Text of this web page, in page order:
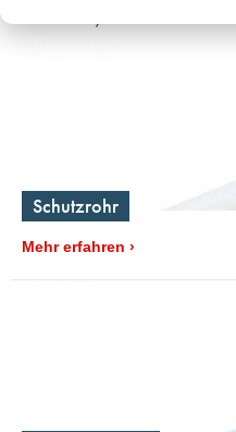
Schutzrohr
Mehr erfahren